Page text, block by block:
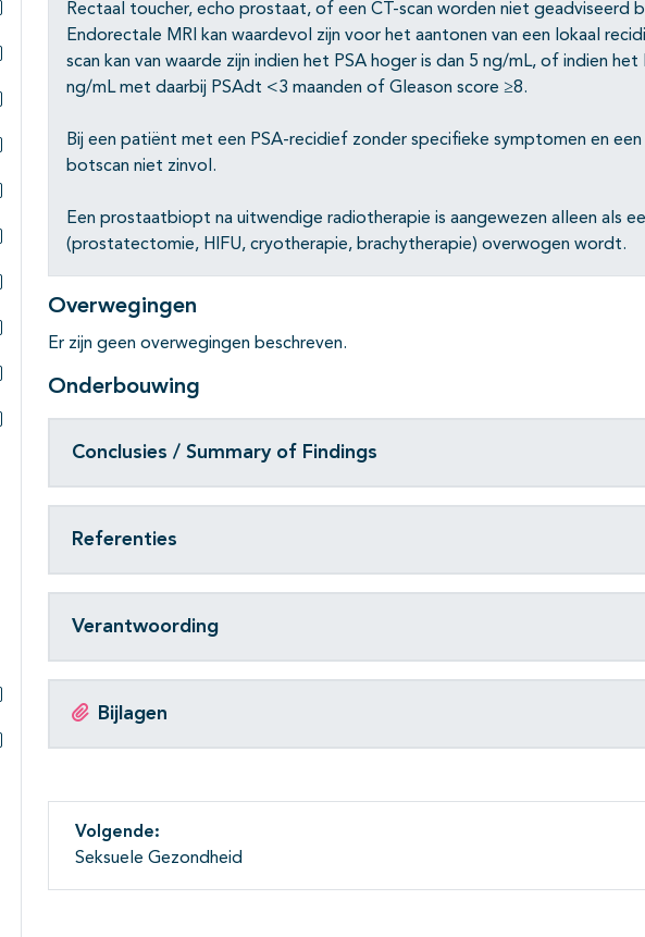
Subpagina's open- en dichtklappen
Subpagina's open- en dichtklappen
Subpagina's open- en dichtklappen
Subpagina's open- en dichtklappen
Subpagina's open- en dichtklappen
Subpagina's open- en dichtklappen
Subpagina's open- en dichtklappen
Subpagina's open- en dichtklappen
Subpagina's open- en dichtklappen
Rectaal toucher, echo prostaat, of een CT-scan worden niet geadviseerd
Endorectale MRI kan waardevol zijn voor het aantonen van een lokaal
scan kan van waarde zijn indien het PSA hoger is dan 5 ng/mL, of indien het
ng/mL met daarbij PSAdt <3 maanden of Gleason score ≥8.
Bij een patiënt met een PSA-recidief zonder specifieke symptomen en een
botscan niet zinvol.
Een prostaatbiopt na uitwendige radiotherapie is aangewezen alleen als
(prostatectomie, HIFU, cryotherapie, brachytherapie) overwogen wordt.
Overwegingen
Er zijn geen overwegingen beschreven.
Onderbouwing
Conclusies / Summary of Findings
Referenties
Verantwoording
Bijlagen
Volgende:
Seksuele Gezondheid